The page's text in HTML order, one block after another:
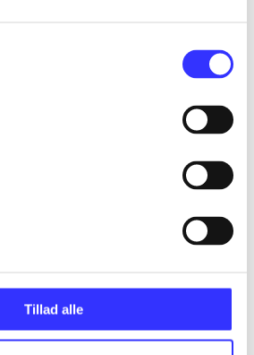
Tillad alle